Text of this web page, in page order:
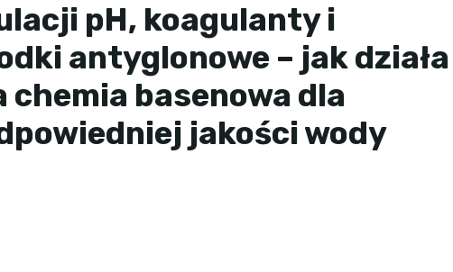
pH, koagulanty i
antyglonowe – jak działa
basenowa dla
jakości wody